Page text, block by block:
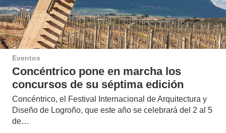
Eventos
Concéntrico pone en marcha los
concursos de su séptima edición
Concéntrico, el Festival Internacional de Arquitectura y
Diseño de Logroño, que este año se celebrará del 2 al 5
de…